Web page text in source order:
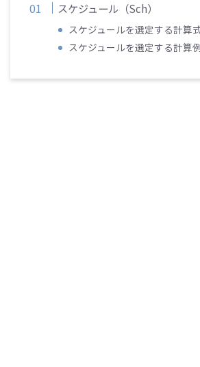
スケジュール（Sch）
スケジュールを選定する計算
スケジュールを選定する計算